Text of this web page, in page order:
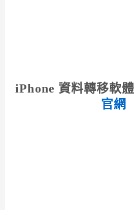
iPhone 資料轉移軟體
官網